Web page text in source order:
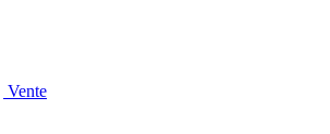
Vente